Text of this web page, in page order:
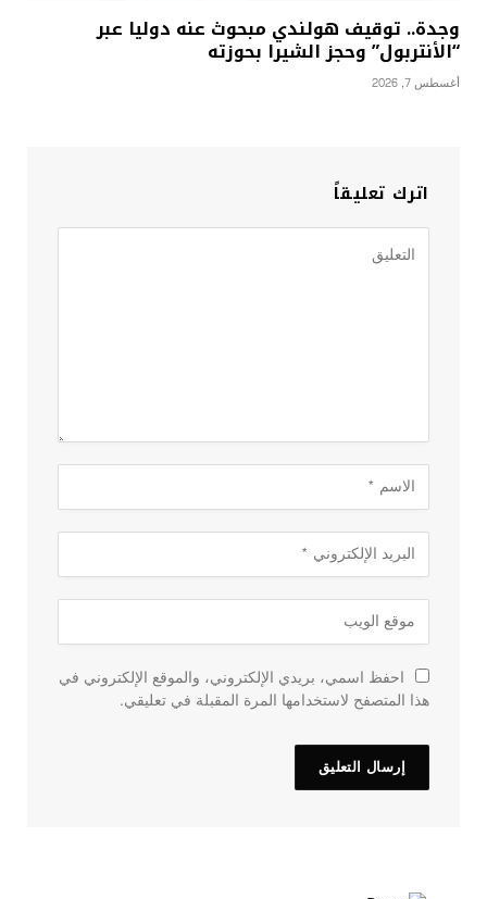
وجدة.. توقيف هولندي مبحوث عنه دوليا عبر
“الأنتربول” وحجز الشيرا بحوزته
أغسطس 7, 2026
اترك تعليقاً
احفظ اسمي، بريدي الإلكتروني، والموقع الإلكتروني في
هذا المتصفح لاستخدامها المرة المقبلة في تعليقي.